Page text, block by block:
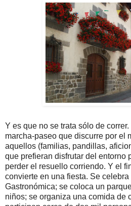
Y es que no se trata sólo de
marcha-paseo que discurre por el
aquellos (familias, pandillas,
que prefieran disfrutar del entorno
perder el resuello corriendo. Y el
convierte en una fiesta. Se
Gastronómica; se coloca un
niños; se organiza una comida de